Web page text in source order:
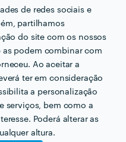
de redes sociais e
partilhamos
do site com os nossos
as podem combinar com
Ao aceitar a
ter em consideração
a personalização
serviços, bem como a
Poderá alterar as
altura.
preços vamos encontar
para si!